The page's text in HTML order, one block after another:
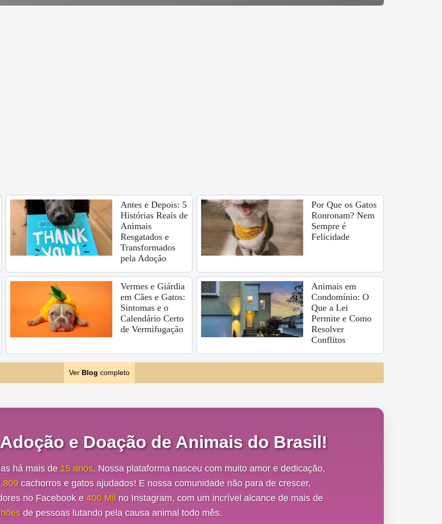
Antes e Depois: 5
Histórias Reais de
Animais
Resgatados e
Transformados
pela Adoção
Por Que os Gatos
Ronronam? Nem
Sempre é
Felicidade
Vermes e Giárdia
em Cães e Gatos:
Sintomas e o
Calendário Certo
de Vermifugação
Animais em
Condomínio: O
Que a Lei
Permite e Como
Resolver
Conflitos
Ver Blog completo
e Doação de Animais do Brasil!
há mais de 15 anos. Nossa plataforma nasceu com muito amor e dedicação,
cachorros e gatos ajudados! E nossa comunidade não para de crescer,
no Facebook e 400 Mil no Instagram, com um incrível alcance de mais de
de pessoas lutando pela causa animal todo mês.